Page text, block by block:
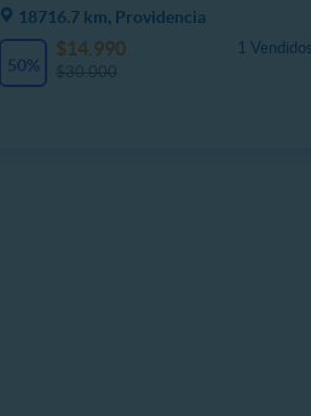
18716.7 km, Providencia
50%
1 Vendidos
$14.990